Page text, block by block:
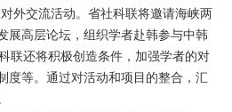
外交流活动。省社科联将邀请海峡两
展高层论坛，组织学者赴韩参与中韩
联还将积极创造条件，加强学者的对
度等。通过对活动和项目的整合，汇